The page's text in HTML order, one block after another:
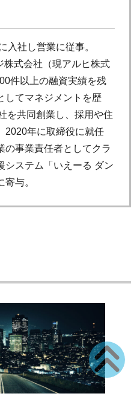
入社し営業に従事。
株式会社（現アルヒ株式
件以上の融資実績を残
してマネジメントを歴
を共同創業し、採用や住
2020年に取締役に就任
の事業責任者としてクラ
システム「いえーる ダン
与。